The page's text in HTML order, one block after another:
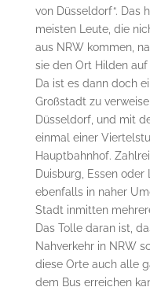
von Düsseldorf“. Das
meisten Leute, die
aus NRW kommen,
sie den Ort Hilden
Da ist es dann doch
Großstadt zu
Düsseldorf, und mit
einmal einer
Hauptbahnhof.
Duisburg, Essen
ebenfalls in naher
Stadt inmitten
Das Tolle daran ist,
Nahverkehr in NRW
diese Orte auch alle
dem Bus erreichen